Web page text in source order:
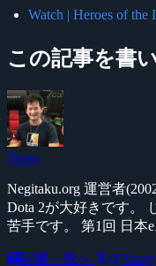
Watch | Heroes of the
この記事を書
Yossy
Negitaku.org 運営者
Dota 2が大好きです。
苦手です。 第1回 日本
記事一覧へ